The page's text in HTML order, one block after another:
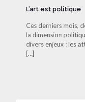
L’art est politique
Ces derniers mois,
la dimension
divers enjeux : les
[…]